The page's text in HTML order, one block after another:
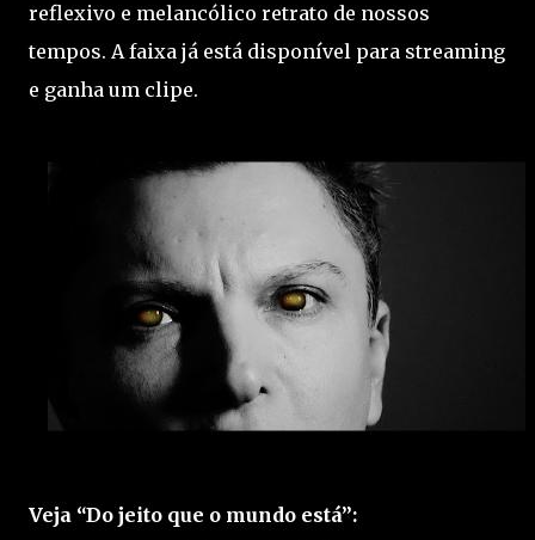
reflexivo e melancólico retrato de nossos
tempos. A faixa já está disponível para streaming
e ganha um clipe.
Veja “Do jeito que o mundo está”: